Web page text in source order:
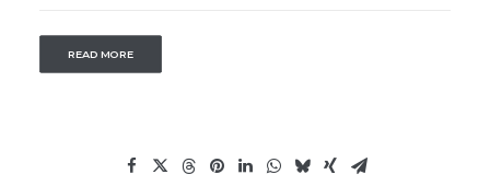
READ MORE